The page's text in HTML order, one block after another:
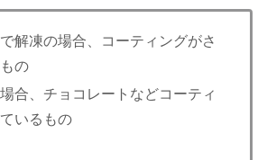
解凍の場合、コーティングがさ
の
合、チョコレートなどコーティ
いるもの